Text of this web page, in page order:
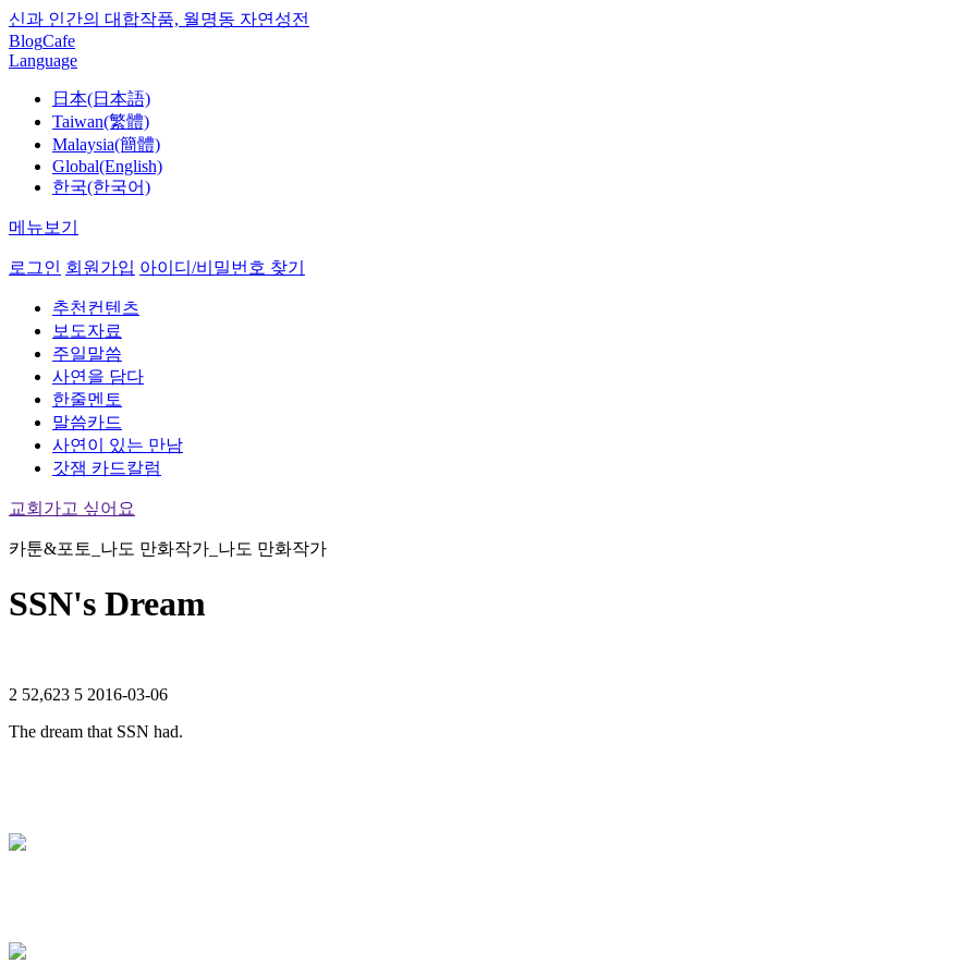
신과 인간의 대합작품, 월명동 자연성전
BlogCafe
Language
日本(日本語)
Taiwan(繁體)
Malaysia(簡體)
Global(English)
한국(한국어)
메뉴보기
로그인 회원가입 아이디/비밀번호 찾기
추천컨텐츠
보도자료
주일말씀
사연을 담다
한줄멘토
말씀카드
사연이 있는 만남
갓잼 카드칼럼
교회가고 싶어요
카툰&포토_나도 만화작가_나도 만화작가
SSN's Dream
2 52,623 5 2016-03-06
The dream that SSN had.